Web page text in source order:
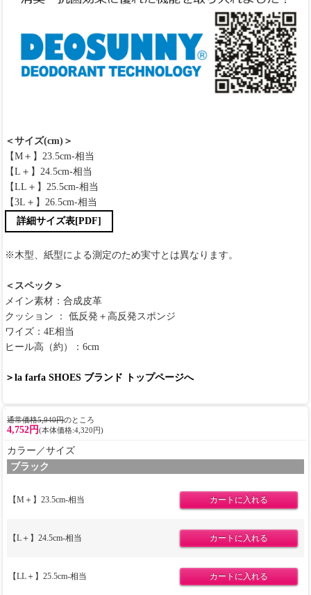
＜サイズ(cm)＞
【M＋】23.5cm-相当
【L＋】24.5cm-相当
【LL＋】25.5cm-相当
【3L＋】26.5cm-相当
詳細サイズ表[PDF]
※木型、紙型による測定のため実寸とは異なります。
＜スペック＞
メイン素材：合成皮革
クッション ： 低反発＋高反発スポンジ
ワイズ：4E相当
ヒール高（約）：6cm
＞la farfa SHOES ブランド トップページへ
通常価格5,940円のところ
4,752円(本体価格:4,320円)
カラー／サイズ
ブラック
【M＋】23.5cm-相当
【L＋】24.5cm-相当
【LL＋】25.5cm-相当